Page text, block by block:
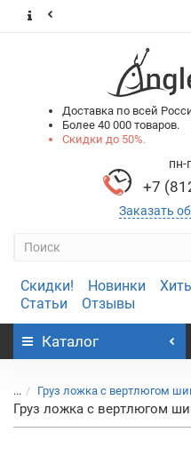
Доставка по всей
Более 40 000 товаров.
Скидки до 50%.
пн-
+7
Заказать
Скидки! Новинки
Статьи
Отзывы
Каталог
... Груз ложка с вертлюгом
Груз ложка с вертлюгом